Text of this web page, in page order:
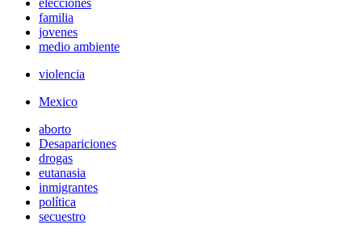
elecciones
familia
jovenes
medio ambiente
violencia
Mexico
aborto
Desapariciones
drogas
eutanasia
inmigrantes
política
secuestro